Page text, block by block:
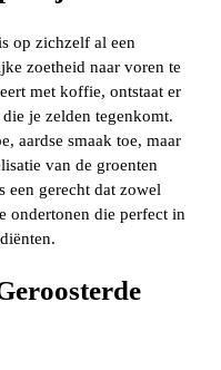
op zichzelf al een
zoetheid naar voren te
met koffie, ontstaat er
je zelden tegenkomt.
aardse smaak toe, maar
van de groenten
een gerecht dat zowel
ondertonen die perfect in